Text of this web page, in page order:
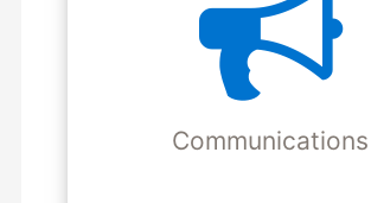
Communications